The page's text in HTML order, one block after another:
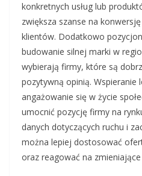
konkretnych usług lub
zwiększa szanse na
klientów. Dodatkowo
budowanie silnej marki w
wybierają firmy, które są
pozytywną opinią. Wspieranie
angażowanie się w życie
umocnić pozycję firmy na
danych dotyczących ruchu i
można lepiej dostosować
oraz reagować na